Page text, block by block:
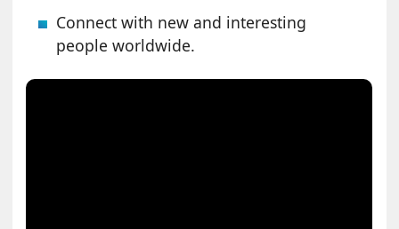
Connect with new and interesting
people worldwide.